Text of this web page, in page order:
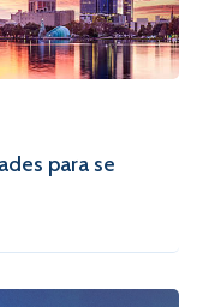
para se